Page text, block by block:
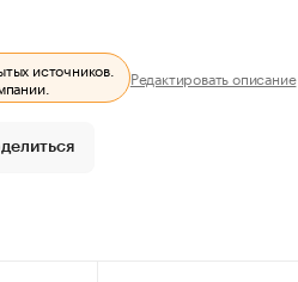
источников.
Редактировать описание